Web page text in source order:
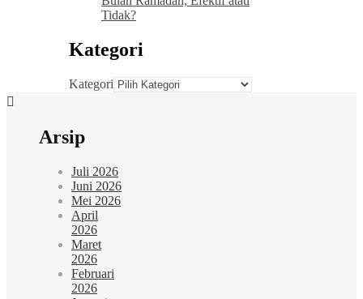
Tidak?
Kategori
Kategori
Arsip
Juli 2026
Juni 2026
Mei 2026
April
2026
Maret
2026
Februari
2026